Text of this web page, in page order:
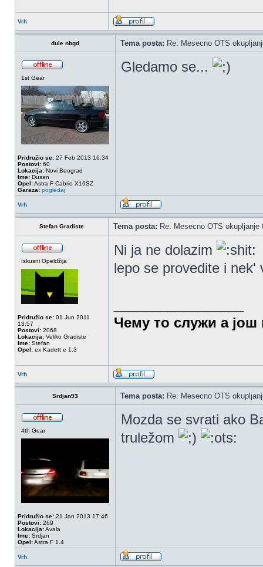
Vrh
dule nbgd Tema posta: Re: Mesecno OTS
1st Gear
Pridružio se: 27 Feb 2013 16:34
Postovi: 60
Lokacija: Novi Beograd
Ime: Dusan
Opel:Astra F Cabrio X16SZ
Garaza: pogledaj
Gledamo se...
Vrh
Stefan Gradiste Tema posta: Re: Mesecno OTS
Iskusni Opeldžija
Pridružio se: 01 Jun 2011
13:57
Postovi: 2068
Lokacija: Veliko Gradiste
Ime: Stefan
Opel: ex Kadett e 1.3
Ni ja ne dolazim
lepo se provedite i
Чему то служи а још
Vrh
Srdjan93 Tema posta: Re: Mesecno OTS
4th Gear
Pridružio se: 21 Jan 2013 17:46
Postovi: 269
Lokacija:Avala
Ime: Srdjan
Opel:Astra F 1.4
Mozda se svrati ako
truležom
Vrh